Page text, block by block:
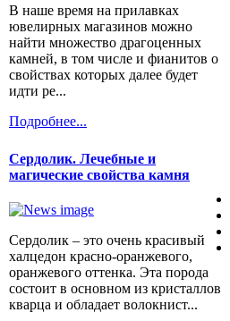
В наше время на прилавках
ювелирных магазинов можно
найти множество драгоценных
камней, в том числе и фианитов о
свойствах которых далее будет
идти ре...
Подробнее...
Сердолик. Лечебные и
магические свойства камня
Сердолик – это очень красивый
халцедон красно-оранжевого,
оранжевого оттенка. Эта порода
состоит в основном из кристаллов
кварца и обладает волокнист...